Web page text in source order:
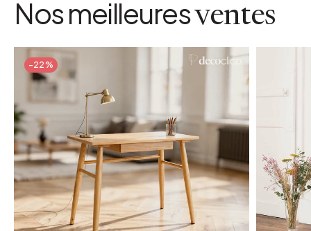
Nos meilleuresventes
-22%